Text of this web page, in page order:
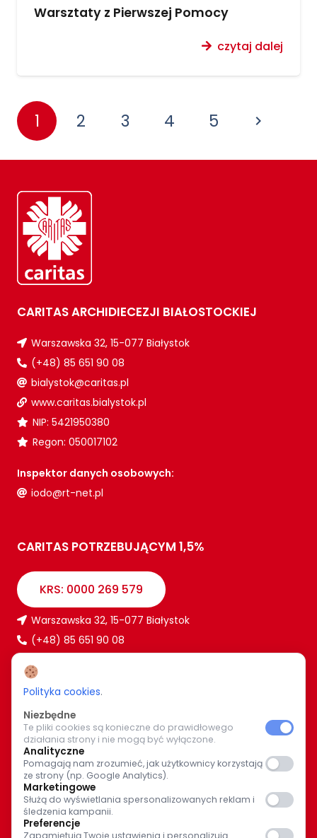
Warsztaty z Pierwszej Pomocy
czytaj dalej
1 2 3 4 5
CARITAS ARCHIDIECEZJI BIAŁOSTOCKIEJ
Warszawska 32, 15-077 Białystok
(+48) 85 651 90 08
bialystok@caritas.pl
www.caritas.bialystok.pl
NIP: 5421950380
Regon: 050017102
Inspektor danych osobowych:
iodo@rt-net.pl
CARITAS POTRZEBUJĄCYM 1,5%
KRS: 0000 269 579
Warszawska 32, 15-077 Białystok
(+48) 85 651 90 08
bialystok@caritas.pl
WIĘCEJ O NAS
Bądź z nami na bieżąco. Wspólnymi siłami pomagajmy
potrzebującym.
Polityka cookies.
Niezbędne
Te pliki cookies są konieczne do prawidłowego
działania strony i nie mogą być wyłączone.
Analityczne
Pomagają nam zrozumieć, jak użytkownicy korzystają
ze strony (np. Google Analytics).
Marketingowe
Służą do wyświetlania spersonalizowanych reklam i
śledzenia kampanii.
Preferencje
Zapamiętują Twoje ustawienia i personalizują